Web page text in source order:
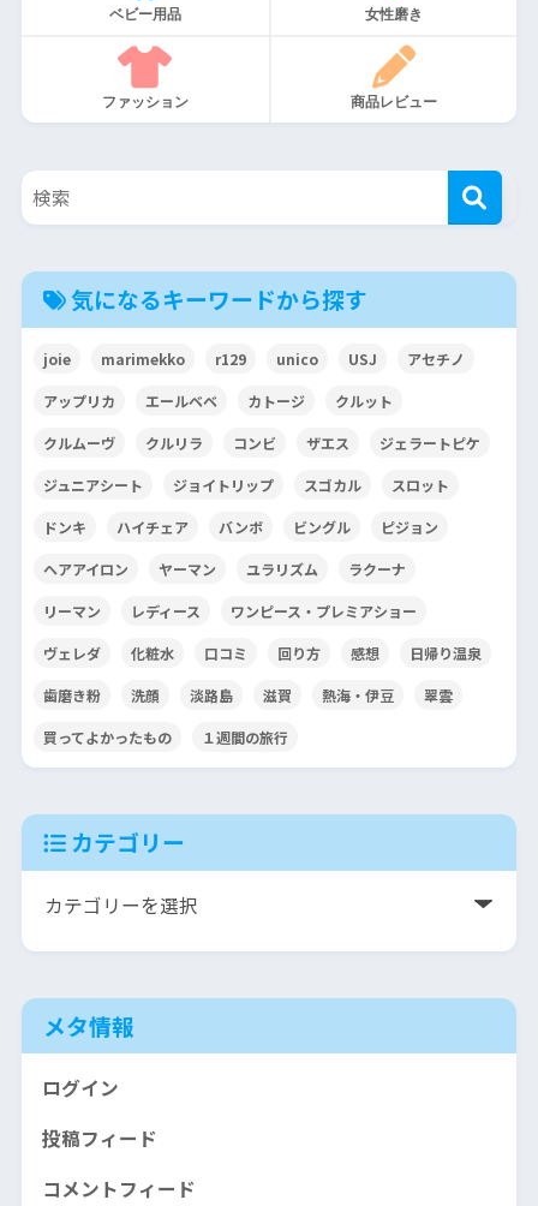
ベビー用品 女性磨き
ファッション 商品レビュー
気になるキーワードから探す
joie marimekko r129 unico USJ アセチノ
アップリカ エールベベ カトージ クルット
クルムーヴ クルリラ コンビ ザエス ジェラートピケ
ジュニアシート ジョイトリップ スゴカル スロット
ドンキ ハイチェア バンボ ビングル ピジョン
ヘアアイロン ヤーマン ユラリズム ラクーナ
リーマン レディース ワンピース・プレミアショー
ヴェレダ 化粧水 口コミ 回り方 感想 日帰り温泉
歯磨き粉 洗顔 淡路島 滋賀 熱海・伊豆 翠雲
買ってよかったもの １週間の旅行
カテゴリー
メタ情報
ログイン
投稿フィード
コメントフィード